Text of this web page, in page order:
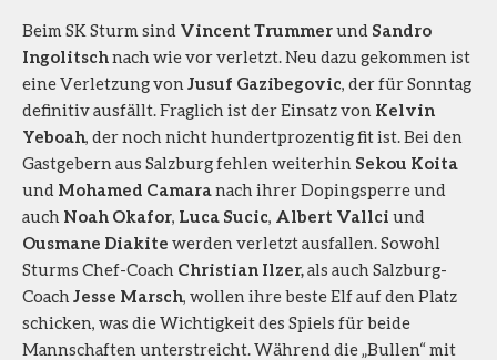
Beim SK Sturm sind Vincent Trummerund Sandro
Ingolitschnach wie vor verletzt. Neu dazu gekommen ist
eine Verletzung von Jusuf Gazibegovic, der für Sonntag
definitiv ausfällt. Fraglich ist der Einsatz von Kelvin
Yeboah, der noch nicht hundertprozentig fit ist. Bei den
Gastgebern aus Salzburg fehlen weiterhin Sekou Koita
und Mohamed Camaranach ihrer Dopingsperre und
auch Noah Okafor, Luca Sucic, Albert Vallci und
Ousmane Diakite werden verletzt ausfallen. Sowohl
Sturms Chef-Coach Christian Ilzer,als auch Salzburg-
Coach Jesse Marsch, wollen ihre beste Elf auf den Platz
schicken, was die Wichtigkeit des Spiels für beide
Mannschaften unterstreicht. Während die „Bullen“ mit